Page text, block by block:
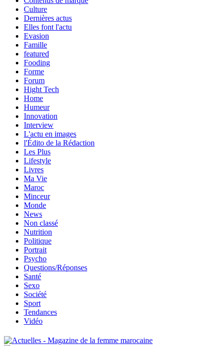
Culture
Dernières actus
Elles font l'actu
Evasion
Famille
featured
Fooding
Forme
Forum
Hight Tech
Home
Humeur
Innovation
Interview
L'actu en images
l'Édito de la Rédaction
Les Plus
Lifestyle
Livres
Ma Vie
Maroc
Minceur
Monde
News
Non classé
Nutrition
Politique
Portrait
Psycho
Questions/Réponses
Santé
Sexo
Société
Sport
Tendances
Vidéo